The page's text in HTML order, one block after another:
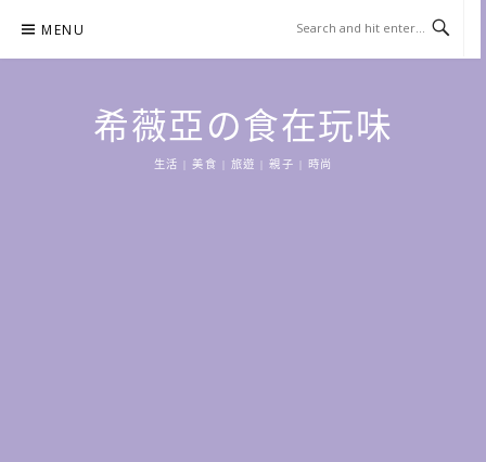
content
MENU
希薇亞の食在玩味
生活 | 美食 | 旅遊 | 親子 | 時尚